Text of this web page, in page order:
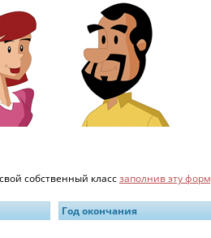
собственный классзаполнив эту
Год окончания